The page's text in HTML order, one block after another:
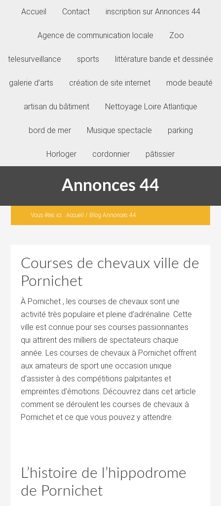
Accueil Contact inscription sur Annonces 44
Agence de communication locale Zoo
telesurveillance sports littérature bande et dessinée
galerie d’arts création de site internet mode beauté
artisan du bâtiment Nettoyage Loire Atlantique
bord de mer Musique spectacle parking
Horloger cordonnier pâtissier
Annonces 44
Vous êtes ici :Accueil / Blog Annonces 44
Courses de chevaux ville de
Pornichet
À Pornichet , les courses de chevaux sont une
activité très populaire et pleine d’adrénaline. Cette
ville est connue pour ses courses passionnantes
qui attirent des milliers de spectateurs chaque
année. Les courses de chevaux à Pornichet offrent
aux amateurs de sport une occasion unique
d’assister à des compétitions palpitantes et
empreintes d’émotions. Découvrez dans cet article
comment se déroulent les courses de chevaux à
Pornichet et ce que vous pouvez y attendre.
L’histoire de l’hippodrome
de Pornichet